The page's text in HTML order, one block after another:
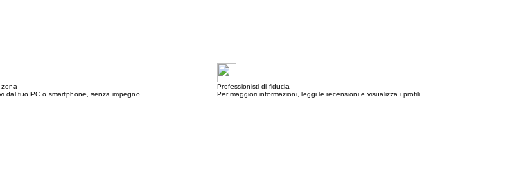
dal tuo PC o smartphone, senza impegno.
Professionisti di fiducia
Per maggiori informazioni, leggi le recensioni e visualizza i profili.